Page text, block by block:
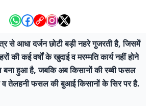
से आधा दर्जन छोटी बड़ी नहरे गुजरती है, जिसमें
की कई वर्षों के खुदाई व मरम्मति कार्य नहीं होने
हुआ है, जबकि अब किसानों की रब्बी फसल
व तेलहनी फसल की बुआई किसानों के सिर पर है.